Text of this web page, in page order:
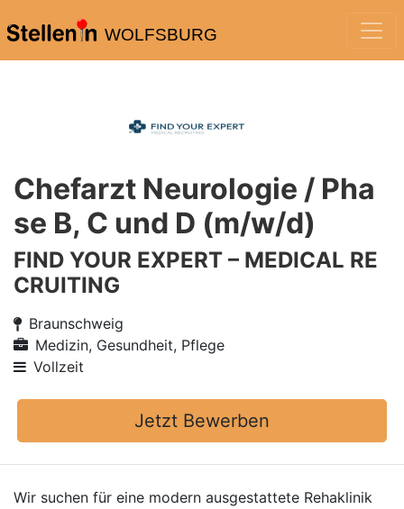
WOLFSBURG
Chefarzt Neurologie / Pha
se B, C und D (m/w/d)
FIND YOUR EXPERT – MEDICAL RE
CRUITING
Braunschweig
Medizin, Gesundheit, Pflege
Vollzeit
Jetzt Bewerben
Wir suchen für eine modern ausgestattete Rehaklinik